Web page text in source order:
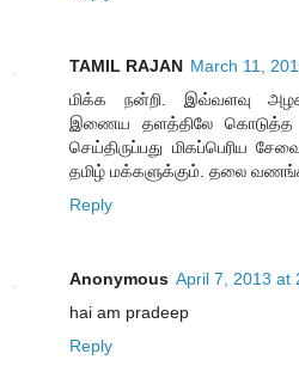
TAMIL RAJAN March 11,
மிக்க நன்றி. இவ்வளவு
இணைய தளத்திலே கொடுத்த
செய்திருப்பது மிகப்பெரிய
தமிழ் மக்களுக்கும். தலை
Reply
Anonymous April 7, 2013 at
hai am pradeep
Reply